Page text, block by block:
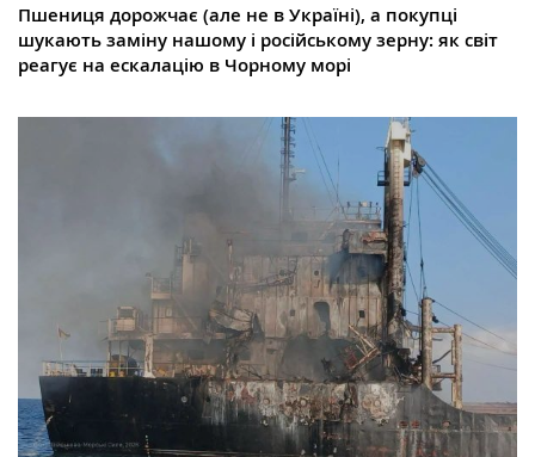
Пшениця дорожчає (але не в Україні), а покупці
шукають заміну нашому і російському зерну: як світ
реагує на ескалацію в Чорному морі